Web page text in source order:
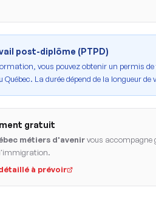
post-diplôme (PTPD)
vous pouvez obtenir un permis
Québec. La durée dépend de la longueur
gratuit
métiers d'avenirvous accompagne
à prévoir